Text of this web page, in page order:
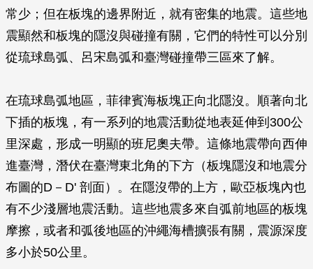
常少；但在板塊的邊界附近，就有密集的地震。這些地
震顯然和板塊的隱沒與碰撞有關，它們的特性可以分別
從琉球島弧、呂宋島弧和臺灣碰撞帶三區來了解。
在琉球島弧地區，菲律賓海板塊正向北隱沒。順著向北
下插的板塊，有一系列的地震活動從地表延伸到300公
里深處，形成一明顯的班尼奧夫帶。這條地震帶向西伸
進臺灣，潛伏在臺灣東北角的下方（板塊隱沒和地震分
布圖的D－D' 剖面）。在隱沒帶的上方，歐亞板塊內也
有不少淺層地震活動。這些地震多來自弧前地區的板塊
摩擦，或者和弧後地區的沖繩海槽擴張有關，震源深度
多小於50公里。